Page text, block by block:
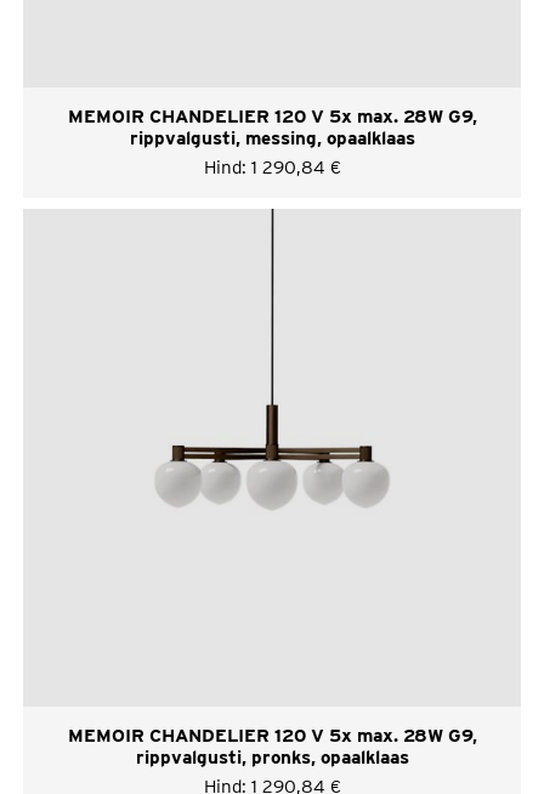
MEMOIR CHANDELIER 120 V 5x max. 28W G9,
rippvalgusti, messing, opaalklaas
Hind: 1 290,84 €
MEMOIR CHANDELIER 120 V 5x max. 28W G9,
rippvalgusti, pronks, opaalklaas
Hind: 1 290,84 €